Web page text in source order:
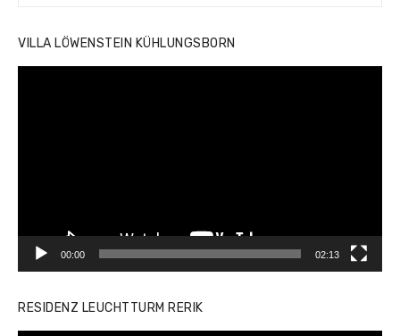
VILLA LÖWENSTEIN KÜHLUNGSBORN
00:00 02:13
RESIDENZ LEUCHTTURM RERIK